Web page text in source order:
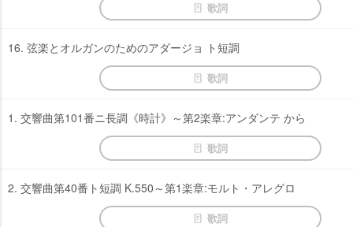
歌詞
16. 弦楽とオルガンのためのアダージョ ト短調
歌詞
1. 交響曲第101番ニ長調《時計》～第2楽章:アンダンテ から
歌詞
2. 交響曲第40番ト短調 K.550～第1楽章:モルト・アレグロ
歌詞